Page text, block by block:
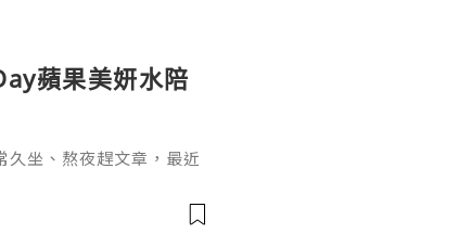
蘋果美妍水陪
久坐、熬夜趕文章，最近
蘋果美妍水，一開始吸
般飲品的